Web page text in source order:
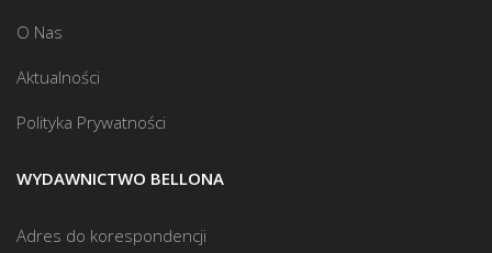
O Nas
Aktualności
Polityka Prywatności
WYDAWNICTWO BELLONA
Adres do korespondencji